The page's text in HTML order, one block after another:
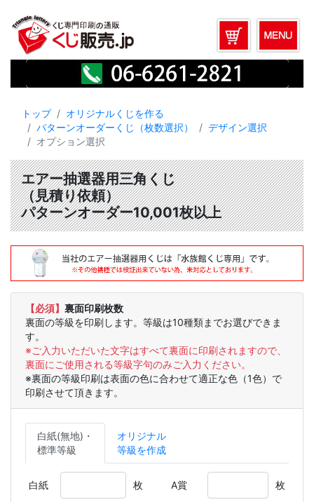
トップ
オリジナルくじを作る
パターンオーダーくじ（枚数選択）
デザイン選択
オプション選択
エアー抽選器用三角くじ
（見積り依頼）
パターンオーダー10,001枚以上
【必須】 裏面印刷枚数
裏面の等級を印刷します。等級は10種類までお選びできま
す。
※ご入力いただいた文字はすべて裏面に印刷されますので、
裏面にご使用される等級字句のみご入力ください。
※裏面の等級印刷は表面の色に合わせて適正な色（1色）で
印刷させて頂きます。
白紙(無地)・
標準等級
オリジナル
等級を作成
白紙 枚 A賞 枚